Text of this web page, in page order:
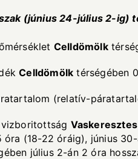
(június 24-július 2-ig) t
Celldömölk
Celldömölk térségében
(relatív-
Vaskeresztes
óra (18-22 óráig), június
július 2-án 2 óra